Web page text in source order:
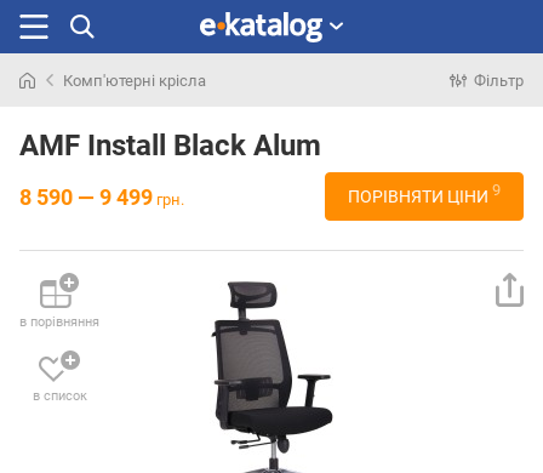
раніше
Комп'ютерні крісла Фільтр
AMF Install Black Alum
8 590 — 9 499 грн. ПОРІВНЯТИ ЦІНИ 9
в порівняння
в список